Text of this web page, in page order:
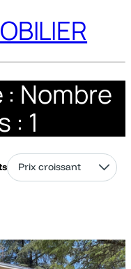
Nombre
: 1